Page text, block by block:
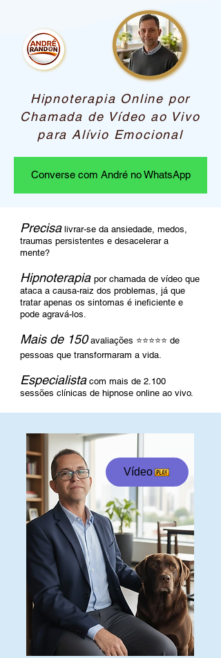
Hipnoterapia Online por
Chamada de Vídeo ao Vivo
para Alívio Emocional
Converse com André no WhatsApp
Precisalivrar-se da ansiedade, medos,
traumas persistentes e desacelerar a
mente?
Hipnoterapia por chamada de vídeo que
ataca a causa-raiz dos problemas, já que
tratar apenas os sintomas é ineficiente e
pode agravá-los.
Mais de 150avaliações ⭐⭐⭐⭐⭐ de
pessoas que transformaram a vida.
Especialistacom mais de 2.100
sessões clínicas de hipnose online ao vivo.
Vídeo